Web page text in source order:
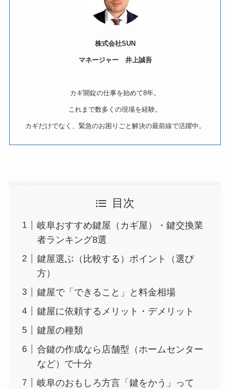
株式会社SUN
マネージャー 井上誠吾
カギ開錠の仕事を始めて8年。
これまで数多くの現場を経験。
カギだけでなく、緊急のお困りごと解決の最前線で活躍中。
目次
岐阜おすすめ鍵屋（カギ屋）・鍵交換業
者ランキング8選
鍵屋選ぶ（比較する）ポイント（選び
方）
鍵屋で「できること」と料金相場
鍵屋に依頼するメリット・デメリット
鍵屋の種類
合鍵の作成なら店舗型（ホームセンター
など）で十分
岐阜のおもしろ方言「鍵をかう」って